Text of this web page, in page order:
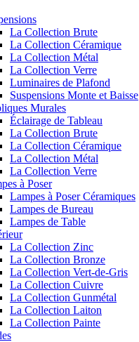
La Collection Brute
La Collection Céramique
La Collection Métal
La Collection Verre
Luminaires de Plafond
Suspensions Monte et Baisse
Murales
Éclairage de Tableau
La Collection Brute
La Collection Céramique
La Collection Métal
La Collection Verre
à Poser
Lampes à Poser Céramiques
Lampes de Bureau
Lampes de Table
La Collection Zinc
La Collection Bronze
La Collection Vert-de-Gris
La Collection Cuivre
La Collection Gunmétal
La Collection Laiton
La Collection Painte